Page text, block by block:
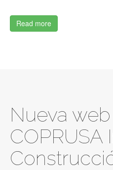
Read more
Nueva
COPRUSA